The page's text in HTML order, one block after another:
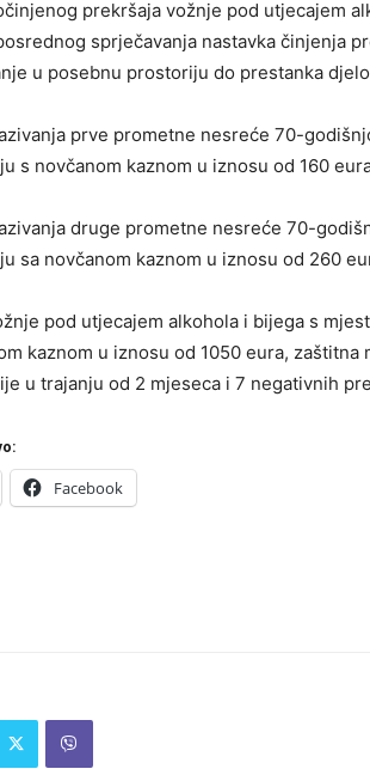
prekršaja vožnje pod utjecajem
sprječavanja nastavka činjenja
u posebnu prostoriju do prestanka
prve prometne nesreće 70-
s novčanom kaznom u iznosu od 160
druge prometne nesreće 70-
sa novčanom kaznom u iznosu od 260
pod utjecajem alkohola i bijega s
kaznom u iznosu od 1050 eura, zaštitna
u trajanju od 2 mjeseca i 7 negativnih
Facebook